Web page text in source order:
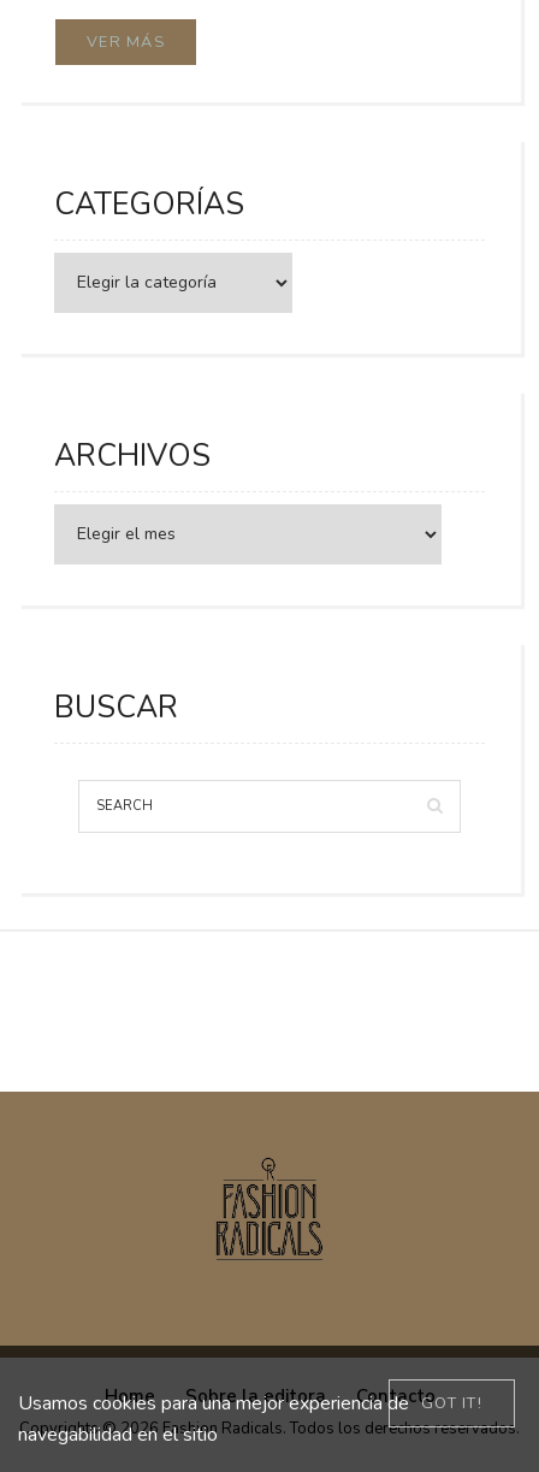
VER MÁS
CATEGORÍAS
ARCHIVOS
BUSCAR
Home Sobre la editora Contacto
Copyrights © 2026 Fashion Radicals. Todos los derechos reservados.
GOT IT!
Usamos cookies para una mejor experiencia de
navegabilidad en el sitio